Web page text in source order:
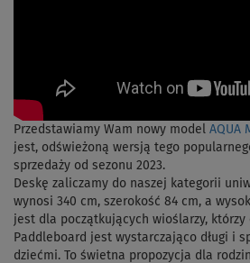
Przedstawiamy Wam nowy model AQUA
jest, odświeżoną wersją tego
sprzedaży od sezonu 2023.
Deskę zaliczamy do naszej kategorii
wynosi 340 cm, szerokość 84 cm, a
jest dla początkujących wioślarzy,
Paddleboard jest wystarczająco długi i
dziećmi. To świetna propozycja dla